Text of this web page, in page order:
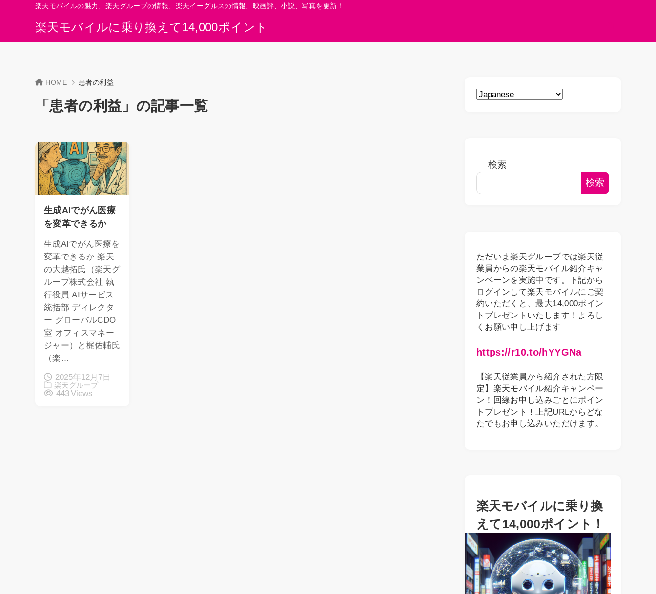
楽天モバイルに乗り換えて14,000ポイント
楽天モバイルの魅力、楽天グループの情報、楽天イーグルスの情報、映画評、小説、写真を更新！
HOME 患者の利益
「患者の利益」の記事一覧
生成AIでがん医療
を変革できるか
生成AIでがん医療を
変革できるか 楽天
の大越拓氏（楽天グ
ループ株式会社 執
行役員 AIサービス
統括部 ディレクタ
ー グローバルCDO
室 オフィスマネー
ジャー）と梶佑輔氏
（楽…
2025年12月7日
楽天グループ
443 Views
検索
検索
ただいま楽天グループでは楽天従
業員からの楽天モバイル紹介キャ
ンペーンを実施中です。下記から
ログインして楽天モバイルにご契
約いただくと、最大14,000ポイン
トプレゼントいたします！よろし
くお願い申し上げます
https://r10.to/hYYGNa
【楽天従業員から紹介された方限
定】楽天モバイル紹介キャンペー
ン！回線お申し込みごとにポイン
トプレゼント！上記URLからどな
たでもお申し込みいただけます。
楽天モバイルに乗り換
えて14,000ポイント！